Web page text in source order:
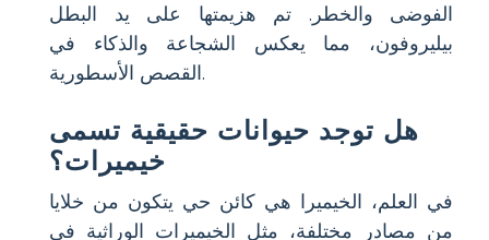
الفوضى والخطر. تم هزيمتها على يد البطل
بيليروفون، مما يعكس الشجاعة والذكاء في
القصص الأسطورية.
هل توجد حيوانات حقيقية تسمى
خيميرات؟
في العلم، الخيميرا هي كائن حي يتكون من خلايا
من مصادر مختلفة، مثل الخيميرات الوراثية في